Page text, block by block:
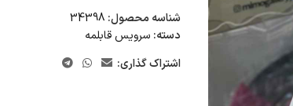
شناسه محصول: 34398
دسته: سرویس قابلمه
اشتراک گذاری: